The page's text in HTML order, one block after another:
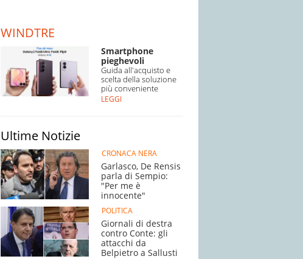
WINDTRE
Smartphone
pieghevoli
Guida all'acquisto e
scelta della soluzione
più conveniente
LEGGI
Ultime Notizie
CRONACA NERA
Garlasco, De Rensis
parla di Sempio:
"Per me è
innocente"
POLITICA
Giornali di destra
contro Conte: gli
attacchi da
Belpietro a Sallusti